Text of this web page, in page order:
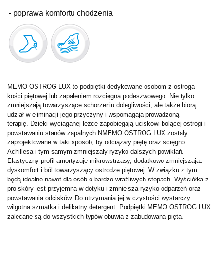
- poprawa komfortu chodzenia
MEMO OSTROG LUX to podpiętki dedykowane osobom z ostrogą
kości piętowej lub zapaleniem rozcięgna podeszwowego. Nie tylko
zmniejszają towarzyszące schorzeniu dolegliwości, ale także biorą
udział w eliminacji jego przyczyny i wspomagają prowadzoną
terapię.
Dzięki wyciąganej łezce zapobiegają uciskowi bolącej ostrogi i
powstawaniu stanów zapalnych.N MEMO OSTROG LUX zostały
zaprojektowane w taki sposób, by odciążały piętę oraz ścięgno
Achillesa i tym samym zmniejszały ryzyko dalszych powikłań.
Elastyczny profil amortyzuje mikrowstrząsy, dodatkowo zmniejszając
dyskomfort i ból towarzyszący ostrodze piętowej. W związku z tym
będą idealne nawet dla osób o bardzo wrażliwych stopach. Wyściółka z
pro-skóry jest przyjemna w dotyku i zmniejsza ryzyko odparzeń oraz
powstawania odcisków. Do utrzymania jej w czystości wystarczy
wilgotna szmatka i delikatny detergent.
Podpiętki MEMO OSTROG LUX
zalecane są do wszystkich typów obuwia z zabudowaną piętą.